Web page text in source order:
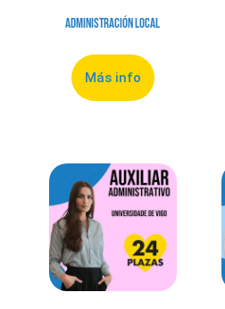
Administración local
Más info